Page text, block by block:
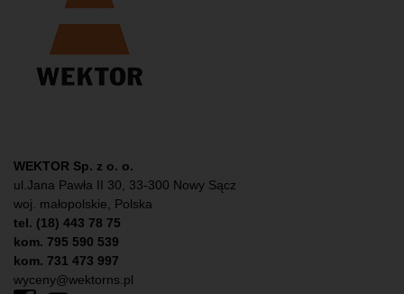
WEKTOR Sp. z o. o.
ul.Jana Pawła II 30, 33-300 Nowy Sącz
woj. małopolskie, Polska
tel. (18) 443 78 75
kom. 795 590 539
kom. 731 473 997
wyceny@wektorns.pl